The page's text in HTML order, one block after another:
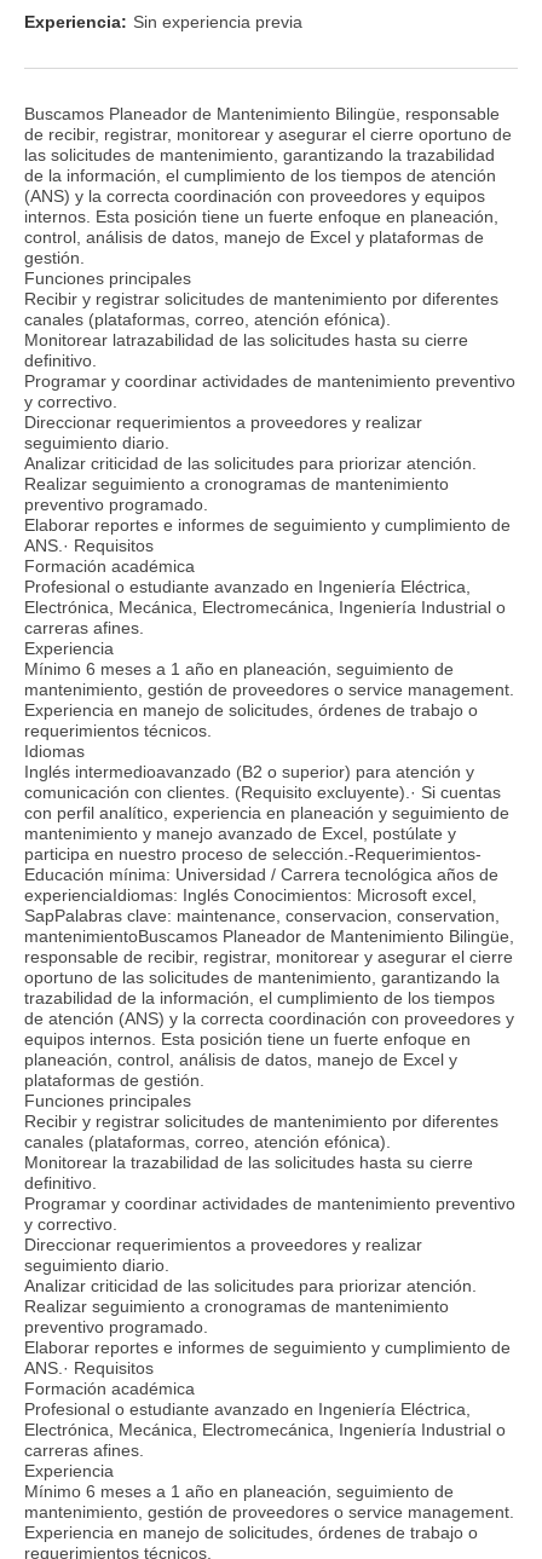
Experiencia: Sin experiencia previa
Buscamos Planeador de Mantenimiento Bilingüe, responsable
de recibir, registrar, monitorear y asegurar el cierre oportuno de
las solicitudes de mantenimiento, garantizando la trazabilidad
de la información, el cumplimiento de los tiempos de atención
(ANS) y la correcta coordinación con proveedores y equipos
internos. Esta posición tiene un fuerte enfoque en planeación,
control, análisis de datos, manejo de Excel y plataformas de
gestión.
Funciones principales
Recibir y registrar solicitudes de mantenimiento por diferentes
canales (plataformas, correo, atención efónica).
Monitorear latrazabilidad de las solicitudes hasta su cierre
definitivo.
Programar y coordinar actividades de mantenimiento preventivo
y correctivo.
Direccionar requerimientos a proveedores y realizar
seguimiento diario.
Analizar criticidad de las solicitudes para priorizar atención.
Realizar seguimiento a cronogramas de mantenimiento
preventivo programado.
Elaborar reportes e informes de seguimiento y cumplimiento de
ANS.· Requisitos
Formación académica
Profesional o estudiante avanzado en Ingeniería Eléctrica,
Electrónica, Mecánica, Electromecánica, Ingeniería Industrial o
carreras afines.
Experiencia
Mínimo 6 meses a 1 año en planeación, seguimiento de
mantenimiento, gestión de proveedores o service management.
Experiencia en manejo de solicitudes, órdenes de trabajo o
requerimientos técnicos.
Idiomas
Inglés intermedioavanzado (B2 o superior) para atención y
comunicación con clientes. (Requisito excluyente).· Si cuentas
con perfil analítico, experiencia en planeación y seguimiento de
mantenimiento y manejo avanzado de Excel, postúlate y
participa en nuestro proceso de selección.-Requerimientos-
Educación mínima: Universidad / Carrera tecnológica años de
experienciaIdiomas: Inglés Conocimientos: Microsoft excel,
SapPalabras clave: maintenance, conservacion, conservation,
mantenimientoBuscamos Planeador de Mantenimiento Bilingüe,
responsable de recibir, registrar, monitorear y asegurar el cierre
oportuno de las solicitudes de mantenimiento, garantizando la
trazabilidad de la información, el cumplimiento de los tiempos
de atención (ANS) y la correcta coordinación con proveedores y
equipos internos. Esta posición tiene un fuerte enfoque en
planeación, control, análisis de datos, manejo de Excel y
plataformas de gestión.
Funciones principales
Recibir y registrar solicitudes de mantenimiento por diferentes
canales (plataformas, correo, atención efónica).
Monitorear la trazabilidad de las solicitudes hasta su cierre
definitivo.
Programar y coordinar actividades de mantenimiento preventivo
y correctivo.
Direccionar requerimientos a proveedores y realizar
seguimiento diario.
Analizar criticidad de las solicitudes para priorizar atención.
Realizar seguimiento a cronogramas de mantenimiento
preventivo programado.
Elaborar reportes e informes de seguimiento y cumplimiento de
ANS.· Requisitos
Formación académica
Profesional o estudiante avanzado en Ingeniería Eléctrica,
Electrónica, Mecánica, Electromecánica, Ingeniería Industrial o
carreras afines.
Experiencia
Mínimo 6 meses a 1 año en planeación, seguimiento de
mantenimiento, gestión de proveedores o service management.
Experiencia en manejo de solicitudes, órdenes de trabajo o
requerimientos técnicos.